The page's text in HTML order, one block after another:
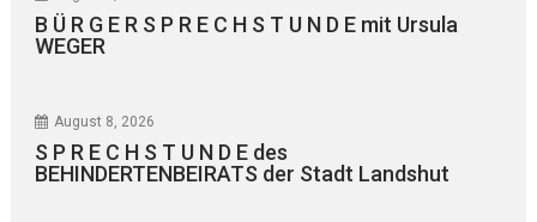
B Ü R G E R S P R E C H S T U N D E mit Ursula
WEGER
August 8, 2026
S P R E C H S T U N D E des
BEHINDERTENBEIRATS der Stadt Landshut